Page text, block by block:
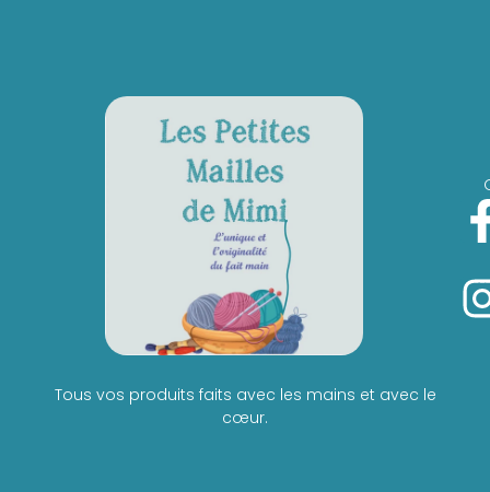
Tous vos produits faits avec les mains et avec le
cœur.